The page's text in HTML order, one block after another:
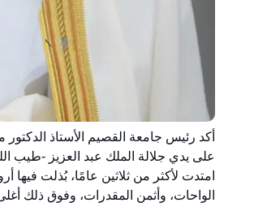
أكد رئيس جامعة القصيم الأستاذ الدكتور
على يدي جلالة الملك عبد العزيز -طيب
امتدت لأكثر من ثلاثين عامًا، بُذلت
الواحات، وأثمن المقدرات، وفوق ذلك